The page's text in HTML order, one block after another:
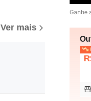
Ver mais
Ganhe